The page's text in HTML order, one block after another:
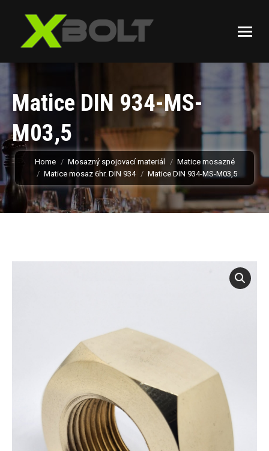
Matice DIN 934-MS-
M03,5
You are here:
Home Mosazný spojovací materiál
Matice mosazné
Matice mosaz 6hr. DIN 934
Matice DIN 934-MS-M03,5